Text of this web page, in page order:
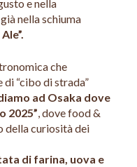
e nella
nella schiuma
che
“cibo di strada”
ad Osaka dove
2025”, dove food &
della curiosità dei
di farina, uova e